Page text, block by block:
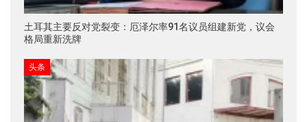
土耳其主要反对党裂变：厄泽尔率91名议员组建新党，议会
格局重新洗牌
头条